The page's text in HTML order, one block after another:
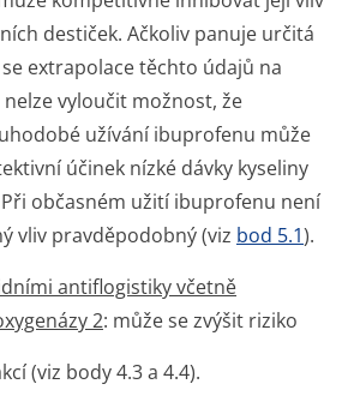
destiček. Ačkoliv panuje určitá
extrapolace těchto údajů na
vyloučit možnost, že
užívání ibuprofenu může
účinek nízké dávky kyseliny
občasném užití ibuprofenu není
vliv pravděpodobný (viz bod 5.1).
antiflogistiky včetně
2: může se zvýšit riziko
(viz body 4.3 a 4.4).